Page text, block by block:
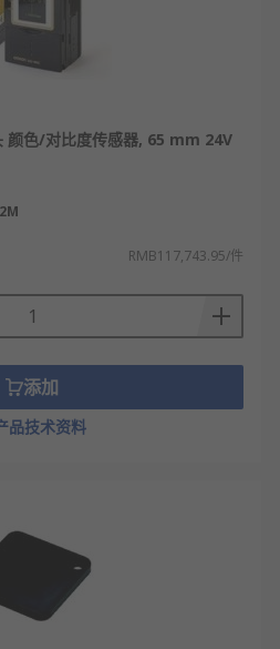
颜色/对比度传感器, 65 mm 24V
RMB117,743.95/件
添加
品技术资料